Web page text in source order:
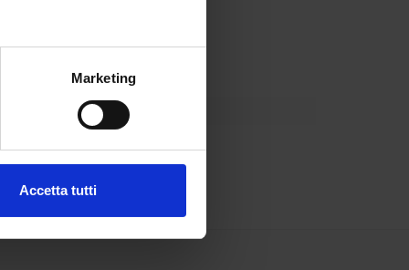
metro,Marketing
Accetta tutti
che